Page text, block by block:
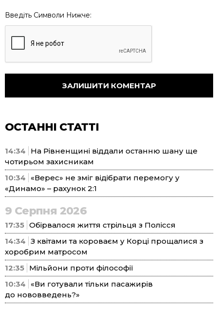
Введіть Символи Нижче:
ОСТАННІ СТАТТІ
14:34
На Рівненщині віддали останню шану ще
чотирьом захисникам
10:34
«Верес» не зміг відібрати перемогу у
«Динамо» – рахунок 2:1
9 Серпня 2026
17:35 Обірвалося життя стрільця з Полісся
14:34 З квітами та короваєм у Корці прощалися з
хоробрим матросом
12:35 Мільйони проти філософії
10:34
«Ви готували тільки пасажирів
до нововведень?»